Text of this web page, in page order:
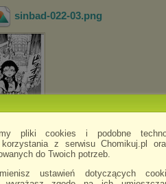
pliki cookies i podobne
korzystania z serwisu Chomikuj.pl
do Twoich potrzeb.
ustawień dotyczących
sinbad-022-03.png
sinbad-022-06.png